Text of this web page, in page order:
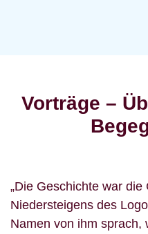
Vorträge –
„Die Geschichte war die
Niedersteigens des
Namen von ihm sprach,